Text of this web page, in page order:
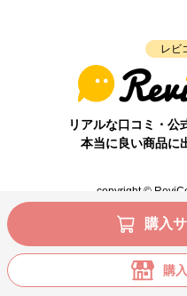
購入
購
レビ
リアルな口コミ・公
本当に良い商品に
copyright ©